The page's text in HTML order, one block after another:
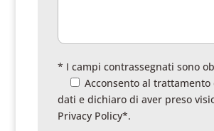
* I campi contrassegnati sono
Acconsento al trattamento
dati e dichiaro di aver preso
Privacy Policy*.